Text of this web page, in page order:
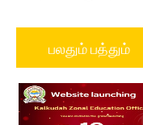
பலதும் பத்தும்